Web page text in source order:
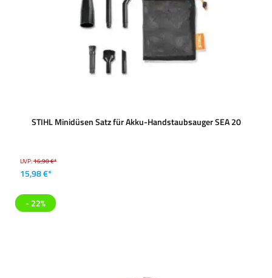
STIHL Minidüsen Satz für Akku-Handstaubsauger SEA 20
UVP:16,90 €*
15,98 €*
- 22%